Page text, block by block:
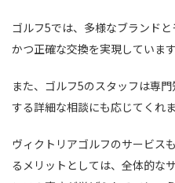
ゴルフ5では、多様なブランド
かつ正確な交換を実現しています
また、ゴルフ5のスタッフは専
する詳細な相談にも応じてくれま
ヴィクトリアゴルフのサービス
るメリットとしては、全体的な